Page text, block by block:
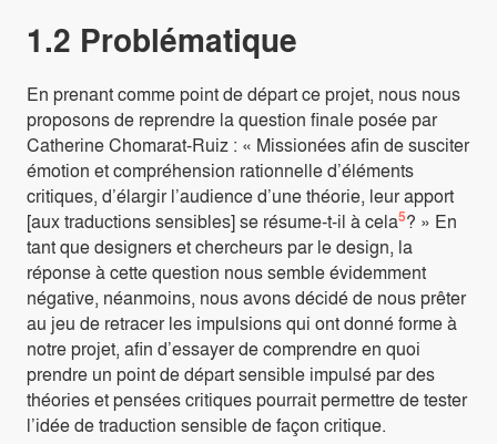
1.2 Problématique
En prenant comme point de départ ce projet, nous nous
proposons de reprendre la question finale posée par
Catherine Chomarat-Ruiz : « Missionées afin de susciter
émotion et compréhension rationnelle d’éléments
critiques, d’élargir l’audience d’une théorie, leur apport
[aux traductions sensibles] se résume-t-il à cela5? » En
tant que designers et chercheurs par le design, la
réponse à cette question nous semble évidemment
négative, néanmoins, nous avons décidé de nous prêter
au jeu de retracer les impulsions qui ont donné forme à
notre projet, afin d’essayer de comprendre en quoi
prendre un point de départ sensible impulsé par des
théories et pensées critiques pourrait permettre de tester
l’idée de traduction sensible de façon critique.